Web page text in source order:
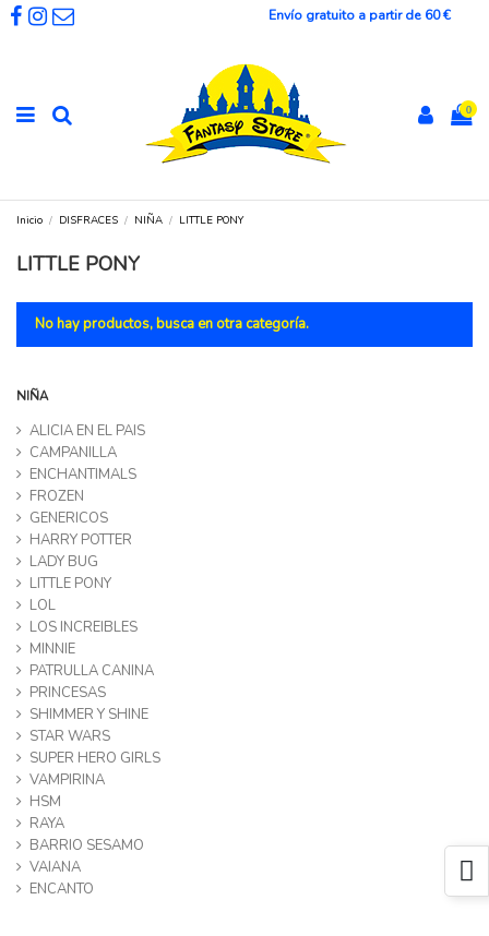
Envío gratuito a partir de 60 €
0
Inicio DISFRACES NIÑA LITTLE PONY
LITTLE PONY
No hay productos, busca en otra categoría.
NIÑA
ALICIA EN EL PAIS
CAMPANILLA
ENCHANTIMALS
FROZEN
GENERICOS
HARRY POTTER
LADY BUG
LITTLE PONY
LOL
LOS INCREIBLES
MINNIE
PATRULLA CANINA
PRINCESAS
SHIMMER Y SHINE
STAR WARS
SUPER HERO GIRLS
VAMPIRINA
HSM
RAYA
BARRIO SESAMO
VAIANA
ENCANTO